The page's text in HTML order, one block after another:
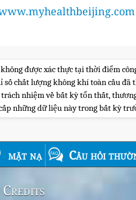
được xác thực tại thời điểm
chất lượng không khí toàn cầu
nhiệm về bất kỳ tổn thất,
những dữ liệu này trong bất kỳ
mặt nạ Câu hỏi
Credits